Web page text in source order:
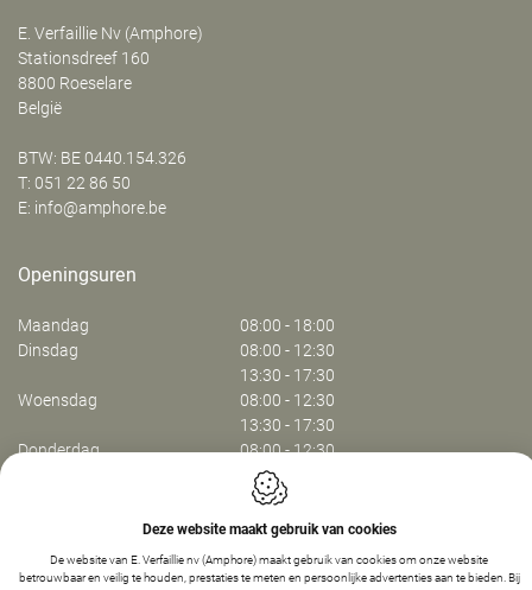
E. Verfaillie Nv (Amphore)
‍Stationsdreef 160
8800 Roeselare
België
BTW: BE 0440.154.326
T: 051 22 86 50
E: info@amphore.be
Openingsuren
Maandag
08:00 - 18:00
Dinsdag
08:00 - 12:30
13:30 - 17:30
Woensdag
08:00 - 12:30
13:30 - 17:30
Donderdag
08:00 - 12:30
13:30 - 17:30
08:00 - 13:30
Webdesign by IDcreation 2024
Cookie policy
Deze website maakt gebruik van cookies
De website van E. Verfaillie nv (Amphore) maakt gebruik van cookies om onze website
betrouwbaar en veilig te houden, prestaties te meten en persoonlijke advertenties aan te bieden. Bij